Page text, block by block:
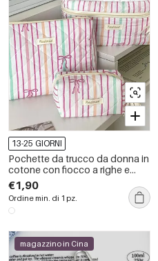
13-25 GIORNI
Pochette da trucco da donna in
cotone con fiocco a righe e
colori misti.
€1,90
Ordine min. di 1 pz.
magazzino in Cina